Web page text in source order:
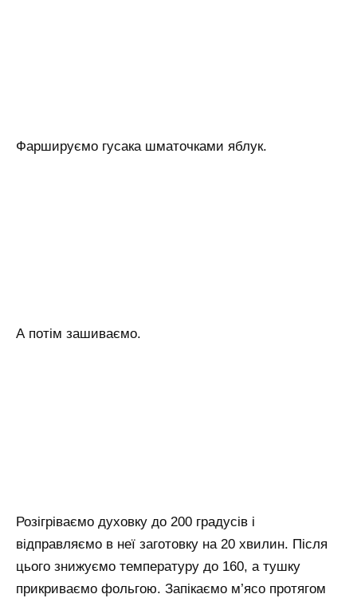
Фаршируємо гусака шматочками яблук.
А потім зашиваємо.
Розігріваємо духовку до 200 градусів і
відправляємо в неї заготовку на 20 хвилин. Після
цього знижуємо температуру до 160, а тушку
прикриваємо фольгою. Запікаємо м’ясо протягом